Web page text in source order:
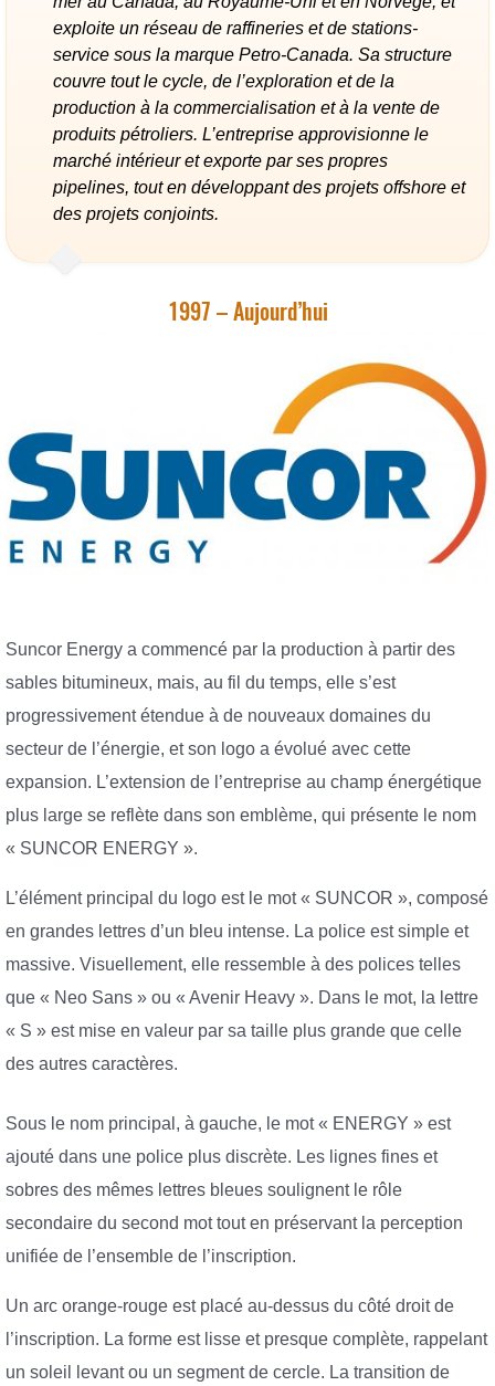
exploite un réseau de raffineries et de stations-
service sous la marque Petro-Canada. Sa structure
couvre tout le cycle, de l’exploration et de la
production à la commercialisation et à la vente de
produits pétroliers. L’entreprise approvisionne le
marché intérieur et exporte par ses propres
pipelines, tout en développant des projets offshore et
des projets conjoints.
1997 – Aujourd’hui
Suncor Energy a commencé par la production à partir des
sables bitumineux, mais, au fil du temps, elle s’est
progressivement étendue à de nouveaux domaines du
secteur de l’énergie, et son logo a évolué avec cette
expansion. L’extension de l’entreprise au champ énergétique
plus large se reflète dans son emblème, qui présente le nom
« SUNCOR ENERGY ».
L’élément principal du logo est le mot « SUNCOR », composé
en grandes lettres d’un bleu intense. La police est simple et
massive. Visuellement, elle ressemble à des polices telles
que « Neo Sans » ou « Avenir Heavy ». Dans le mot, la lettre
« S » est mise en valeur par sa taille plus grande que celle
des autres caractères.
Sous le nom principal, à gauche, le mot « ENERGY » est
ajouté dans une police plus discrète. Les lignes fines et
sobres des mêmes lettres bleues soulignent le rôle
secondaire du second mot tout en préservant la perception
unifiée de l’ensemble de l’inscription.
Un arc orange-rouge est placé au-dessus du côté droit de
l’inscription. La forme est lisse et presque complète, rappelant
un soleil levant ou un segment de cercle. La transition de